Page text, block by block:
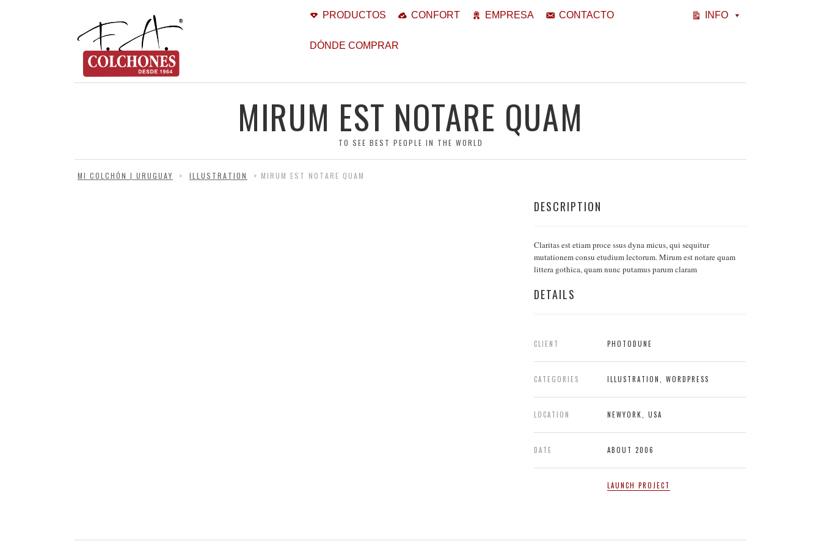
PRODUCTOS CONFORT INFO
EMPRESA CONTACTO
DÓNDE COMPRAR
MIRUM EST NOTARE QUAM
TO SEE BEST PEOPLE IN THE WORLD
MI COLCHÓN | URUGUAY > ILLUSTRATION > MIRUM EST NOTARE QUAM
DESCRIPTION
Claritas est etiam proce ssus dyna micus, qui sequitur
mutationem consu etudium lectorum. Mirum est notare quam
littera gothica, quam nunc putamus parum claram
DETAILS
CLIENT PHOTODUNE
CATEGORIES ILLUSTRATION, WORDPRESS
LOCATION NEWYORK, USA
DATE ABOUT 2006
LAUNCH PROJECT